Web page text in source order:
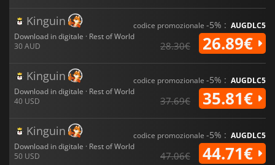
Kinguin
Download in digitale · Rest of World
30 AUD
codice promozionale -5% : AUGDLC5
28.30€ 26.89€
Kinguin
Download in digitale · Rest of World
40 USD
codice promozionale -5% : AUGDLC5
37.69€ 35.81€
Kinguin
Download in digitale · Rest of World
50 USD
codice promozionale -5% : AUGDLC5
47.06€ 44.71€